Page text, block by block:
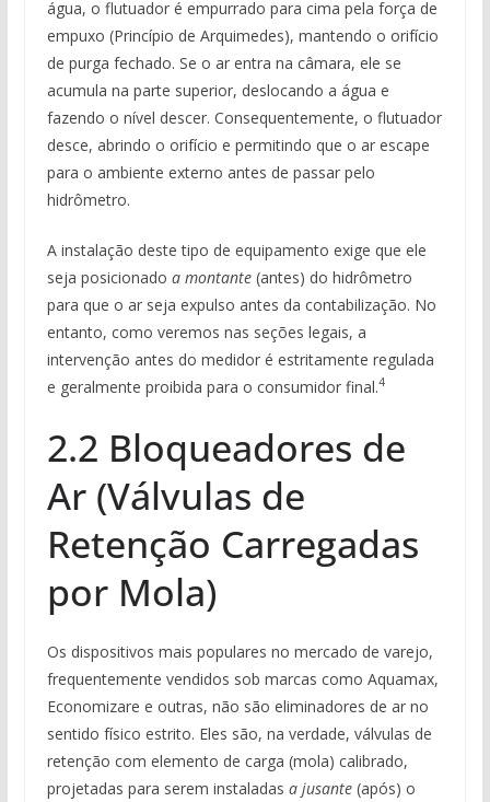
água, o flutuador é empurrado para cima pela força de
empuxo (Princípio de Arquimedes), mantendo o orifício
de purga fechado. Se o ar entra na câmara, ele se
acumula na parte superior, deslocando a água e
fazendo o nível descer. Consequentemente, o flutuador
desce, abrindo o orifício e permitindo que o ar escape
para o ambiente externo antes de passar pelo
hidrômetro.
A instalação deste tipo de equipamento exige que ele
seja posicionado a montante(antes) do hidrômetro
para que o ar seja expulso antes da contabilização. No
entanto, como veremos nas seções legais, a
intervenção antes do medidor é estritamente regulada
e geralmente proibida para o consumidor final.4
2.2 Bloqueadores de
Ar (Válvulas de
Retenção Carregadas
por Mola)
Os dispositivos mais populares no mercado de varejo,
frequentemente vendidos sob marcas como Aquamax,
Economizare e outras, não são eliminadores de ar no
sentido físico estrito. Eles são, na verdade, válvulas de
retenção com elemento de carga (mola) calibrado,
projetadas para serem instaladas a jusante(após) o